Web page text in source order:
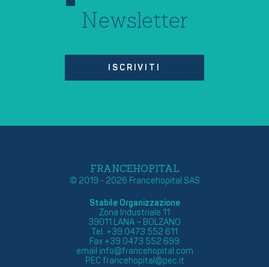
Newsletter
ISCRIVITI
FRANCEHOPITAL
© 2019 - 2026 Francehopital SAS
Stabile Organizzazione
Zona Industriale 11
39011 LANA – BOLZANO
Tel. +39 0473 552 611
Fax +39 0473 552 699
email info@francehopital.com
PECfrancehopital@pec.it